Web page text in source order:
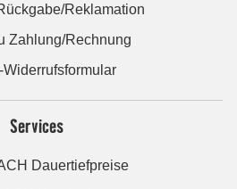
Reklamation
Zahlung/Rechnung
Widerrufsformular
Services
Dauertiefpreise